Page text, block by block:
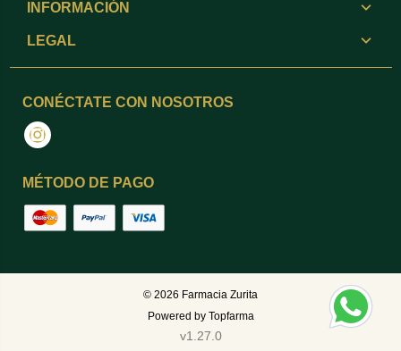
INFORMACIÓN
LEGAL
CONÉCTATE CON NOSOTROS
Instagram
MÉTODO DE PAGO
© 2026 Farmacia Zurita
Powered by Topfarma
v1.27.0